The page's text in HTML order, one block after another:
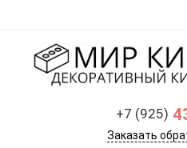
+7 (925)
Заказать